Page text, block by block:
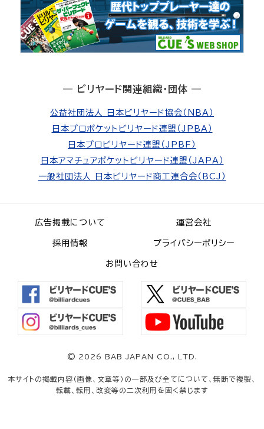
― ビリヤード関連組織・団体 ―
公益社団法人 日本ビリヤード協会（NBA）
日本プロポケットビリヤード連盟（JPBA）
日本プロビリヤード連盟（JPBF）
日本アマチュアポケットビリヤード連盟（JAPA）
一般社団法人 日本ビリヤード商工連合会（BCJ）
広告掲載について 運営会社
採用情報 プライバシーポリシー
お問い合わせ
© 2026 BAB JAPAN CO., LTD.
本サイトの掲載内容（画像、文章等）の一部及び全てについて、無断で複製、
転載、転用、改変等の二次利用を固く禁じます